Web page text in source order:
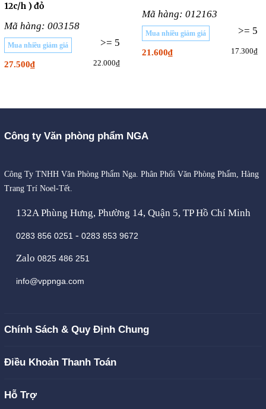
12c/h ) đỏ
Mã hàng: 003158
>= 5
Mua nhiều giảm giá
27.500₫ 22.000₫
Mã hàng: 012163
>= 5
Mua nhiều giảm giá
21.600₫ 17.300₫
Công ty Văn phòng phẩm NGA
Công Ty TNHH Văn Phòng Phẩm Nga. Phân Phối Văn Phòng Phẩm, Hàng
Trang Trí Noel-Tết.
132A Phùng Hưng, Phường 14, Quận 5, TP Hồ Chí Minh
0283 856 0251 - 0283 853 9672
Zalo 0825 486 251
info@vppnga.com
Chính Sách & Quy Định Chung
Điều Khoản Thanh Toán
Hỗ Trợ